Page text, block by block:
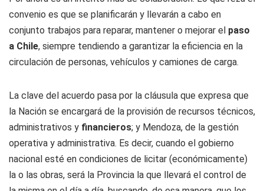
convenio es que se planificarán y llevarán a cabo en
conjunto trabajos para reparar, mantener o mejorar el paso
a Chile, siempre tendiendo a garantizar la eficiencia en la
circulación de personas, vehículos y camiones de carga.
La clave del acuerdo pasa por la cláusula que expresa que
la Nación se encargará de la provisión de recursos técnicos,
administrativos y financieros; y Mendoza, de la gestión
operativa y administrativa. Es decir, cuando el gobierno
nacional esté en condiciones de licitar (económicamente)
la o las obras, será la Provincia la que llevará el control de